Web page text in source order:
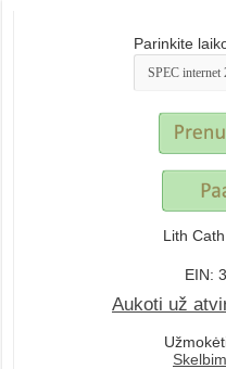
Parinkite
Lith
EIN:
Aukoti už